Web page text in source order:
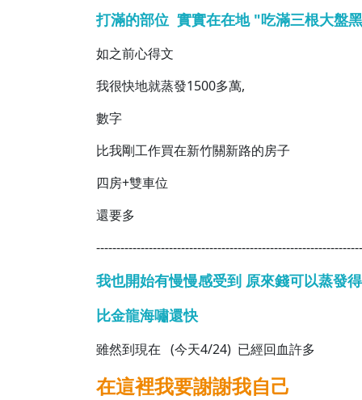
打滿的部位 實實在在地 "吃滿三根大盤
如之前心得文
我很快地就蒸發1500多萬,
數字
比我剛工作買在新竹關新路的房子
四房+雙車位
還要多
我也開始有慢慢感受到 原來錢可以蒸發
比金龍海嘯還快
雖然到現在 (今天4/24) 已經回血許多
在這裡我要謝謝我自己